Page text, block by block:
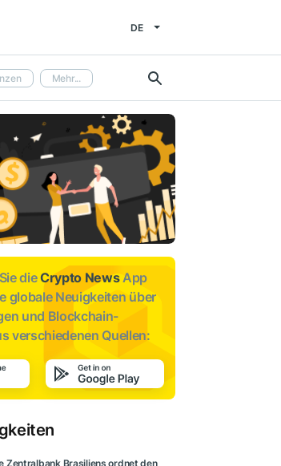
DE
Mehr...
dieCrypto NewsApp
globale Neuigkeiten über
und Blockchain-
verschiedenen Quellen:
Zentralbank Brasiliens ordnet den